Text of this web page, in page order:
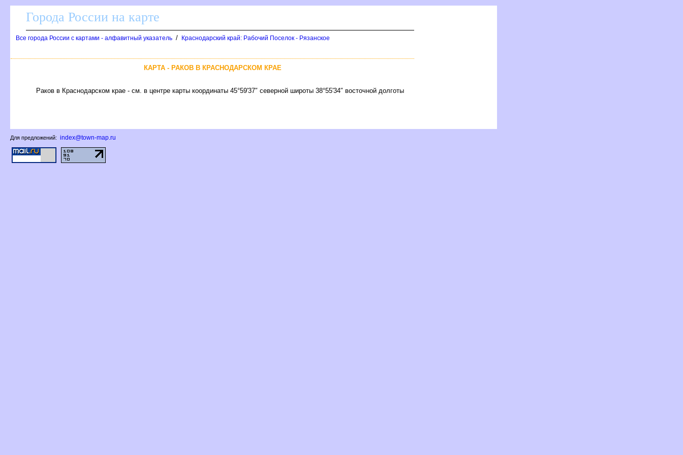
Города России на карте
се города России с картами - алфавитный указатель / Краснодарский край: Рабочий Поселок - Рязанское
КАРТА - РАКОВ В КРАСНОДАРСКОМ КРАЕ
Раков в Краснодарском крае - см. в центре карты координаты 45°59′37″ северной широты 38°55′34″ восточной долготы
Для предложений: index@town-map.ru